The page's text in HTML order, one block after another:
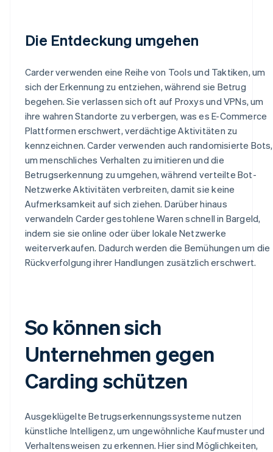
Die Entdeckung umgehen
Carder verwenden eine Reihe von Tools und Taktiken, um
sich der Erkennung zu entziehen, während sie Betrug
begehen. Sie verlassen sich oft auf Proxys und VPNs, um
ihre wahren Standorte zu verbergen, was es E-Commerce
Plattformen erschwert, verdächtige Aktivitäten zu
kennzeichnen. Carder verwenden auch randomisierte Bots,
um menschliches Verhalten zu imitieren und die
Betrugserkennung zu umgehen, während verteilte Bot-
Netzwerke Aktivitäten verbreiten, damit sie keine
Aufmerksamkeit auf sich ziehen. Darüber hinaus
verwandeln Carder gestohlene Waren schnell in Bargeld,
indem sie sie online oder über lokale Netzwerke
weiterverkaufen. Dadurch werden die Bemühungen um die
Rückverfolgung ihrer Handlungen zusätzlich erschwert.
So können sich
Unternehmen gegen
Carding schützen
Ausgeklügelte Betrugserkennungssysteme nutzen
künstliche Intelligenz, um ungewöhnliche Kaufmuster und
Verhaltensweisen zu erkennen. Hier sind Möglichkeiten,